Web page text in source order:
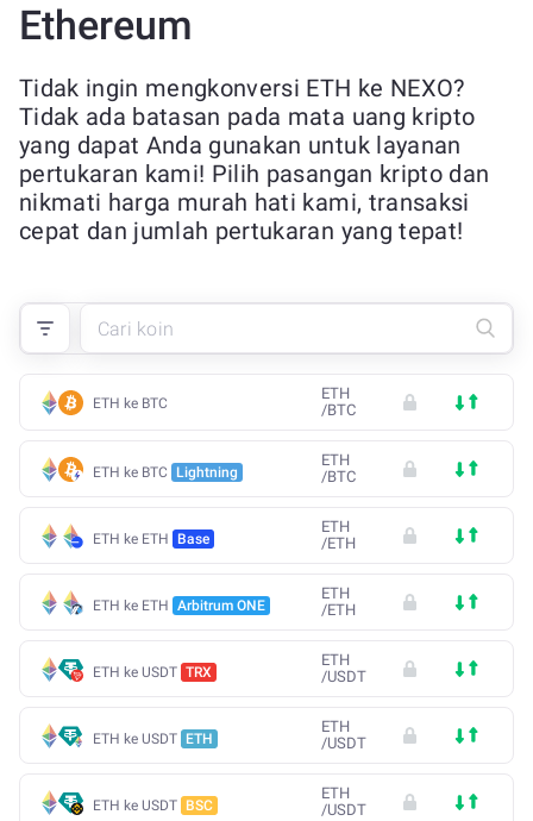
Ethereum
Tidak ingin mengkonversi ETH ke NEXO?
Tidak ada batasan pada mata uang kripto
yang dapat Anda gunakan untuk layanan
pertukaran kami! Pilih pasangan kripto dan
nikmati harga murah hati kami, transaksi
cepat dan jumlah pertukaran yang tepat!
ETH ke BTC
ETH
/BTC
ETH ke BTC Lightning
ETH
/BTC
ETH ke ETH Base
ETH
/ETH
ETH ke ETH Arbitrum ONE
ETH
/ETH
ETH ke USDT TRX
ETH
/USDT
ETH ke USDT ETH
ETH
/USDT
ETH ke USDT BSC
ETH
/USDT